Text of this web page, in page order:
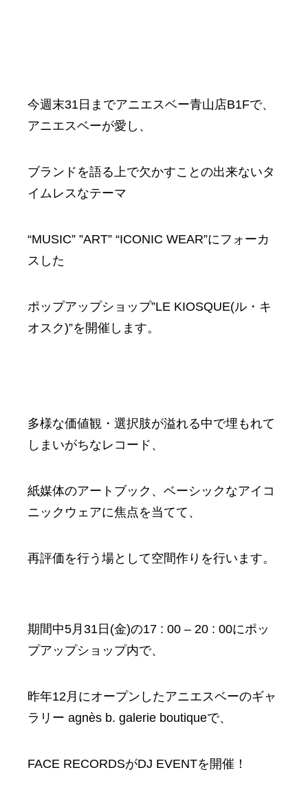
今週末31日までアニエスベー青山店B1Fで、
アニエスベーが愛し、
ブランドを語る上で欠かすことの出来ないタ
イムレスなテーマ
“MUSIC” ”ART” “ICONIC WEAR”にフォーカ
スした
ポップアップショップ”LE KIOSQUE(ル・キ
オスク)”を開催します。
多様な価値観・選択肢が溢れる中で埋もれて
しまいがちなレコード、
紙媒体のアートブック、ベーシックなアイコ
ニックウェアに焦点を当てて、
再評価を行う場として空間作りを行います。
期間中5月31日(金)の17 : 00 – 20 : 00にポッ
プアップショップ内で、
昨年12月にオープンしたアニエスベーのギャ
ラリー agnès b. galerie boutiqueで、
FACE RECORDSがDJ EVENTを開催！